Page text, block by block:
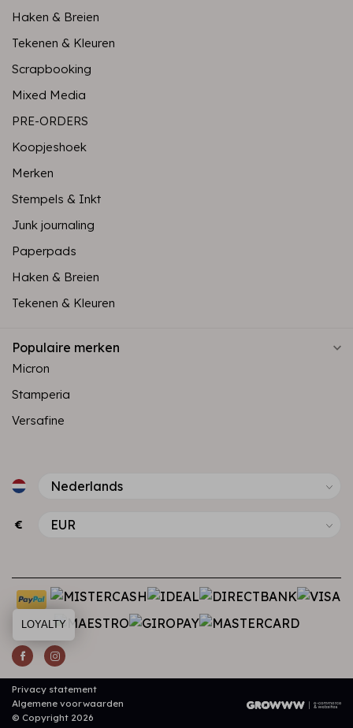
Haken & Breien
Tekenen & Kleuren
Scrapbooking
Mixed Media
PRE-ORDERS
Koopjeshoek
Merken
Stempels & Inkt
Junk journaling
Paperpads
Haken & Breien
Tekenen & Kleuren
Populaire merken
Micron
Stamperia
Versafine
€
Privacy statement
Algemene voorwaarden
© Copyright 2026
LOYALTY